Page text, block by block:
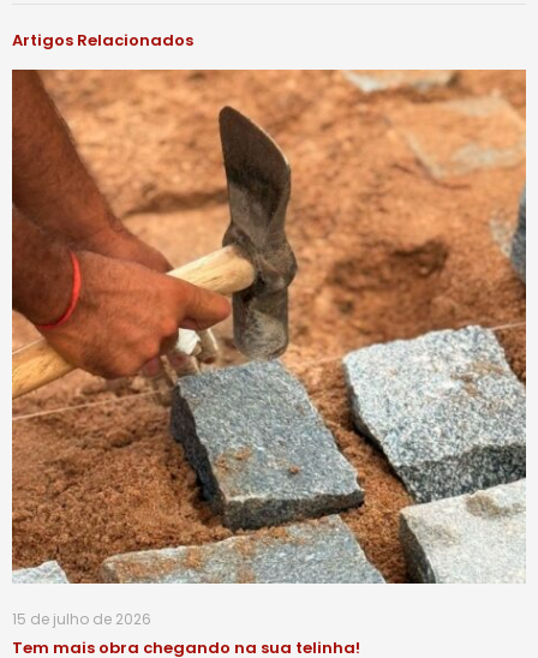
Artigos Relacionados
15 de julho de 2026
Tem mais obra chegando na sua telinha!